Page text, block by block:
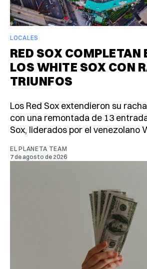
LOCALES
RED SOX COMPLETAN
LOS WHITE SOX CON
TRIUNFOS
Los Red Sox extendieron su
con una remontada de 13
Sox, liderados por el venezolano
EL PLANETA TEAM
7 de agosto de 2026